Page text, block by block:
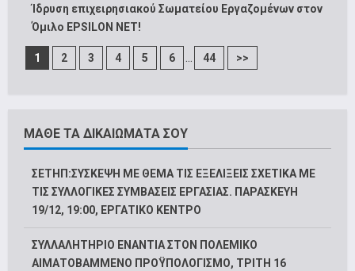
Ίδρυση επιχειρησιακού Σωματείου Εργαζομένων στον
Όμιλο EPSILON NET!
1 2 3 4 5 6 ... 44 >>
ΜΑΘΕ ΤΑ ΔΙΚΑΙΩΜΑΤΑ ΣΟΥ
ΣΕΤΗΠ:ΣΥΣΚΕΨΗ ΜΕ ΘΕΜΑ ΤΙΣ ΕΞΕΛΙΞΕΙΣ ΣΧΕΤΙΚΑ ΜΕ
ΤΙΣ ΣΥΛΛΟΓΙΚΕΣ ΣΥΜΒΑΣΕΙΣ ΕΡΓΑΣΙΑΣ. ΠΑΡΑΣΚΕΥΗ
19/12, 19:00, ΕΡΓΑΤΙΚΟ ΚΕΝΤΡΟ
ΣΥΛΛΑΛΗΤΗΡΙΟ ΕΝΑΝΤΙΑ ΣΤΟΝ ΠΟΛΕΜΙΚΟ
ΑΙΜΑΤΟΒΑΜΜΕΝΟ ΠΡΟΫΠΟΛΟΓΙΣΜΟ, ΤΡΙΤΗ 16